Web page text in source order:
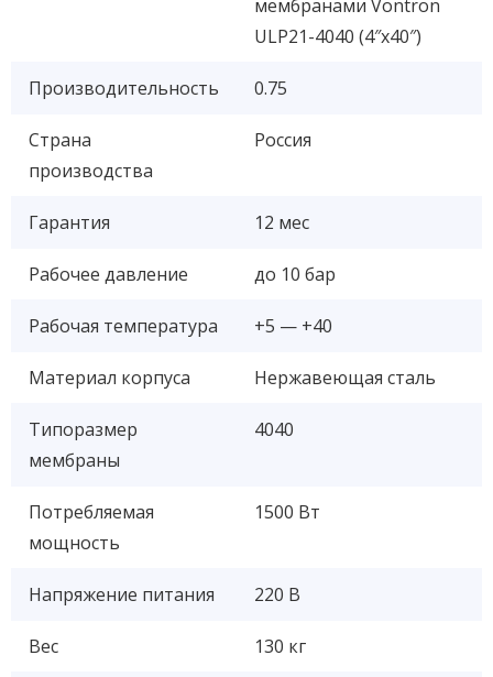
мембранами Vontron
ULP21-4040 (4″x40″)
Производительность 0.75
Страна
производства
Россия
Гарантия 12 мес
Рабочее давление до 10 бар
Рабочая температура +5 — +40
Материал корпуса Нержавеющая сталь
Типоразмер
мембраны
4040
Потребляемая
мощность
1500 Вт
Напряжение питания 220 В
Вес 130 кг